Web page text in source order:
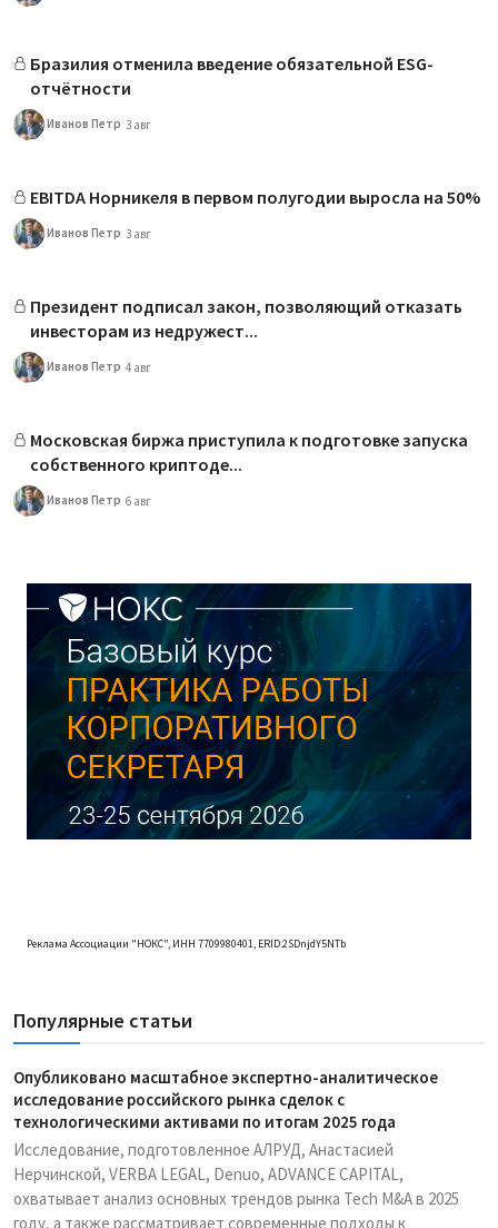
Бразилия отменила введение обязательной ESG-
отчётности
Иванов Петр 3 авг
EBITDA Норникеля в первом полугодии выросла на 50%
Иванов Петр 3 авг
Президент подписал закон, позволяющий отказать
инвесторам из недружест...
Иванов Петр 4 авг
Московская биржа приступила к подготовке запуска
собственного криптоде...
Иванов Петр 6 авг
Реклама Ассоциации "НОКС", ИНН 7709980401, ERID:2SDnjdY5NTb
Популярные статьи
Опубликовано масштабное экспертно-аналитическое
исследование российского рынка сделок с
технологическими активами по итогам 2025 года
Исследование, подготовленное АЛРУД, Анастасией
Нерчинской, VERBA LEGAL, Denuo, ADVANCE CAPITAL,
охватывает анализ основных трендов рынка Tech M&A в 2025
году, а также рассматривает современные подходы к